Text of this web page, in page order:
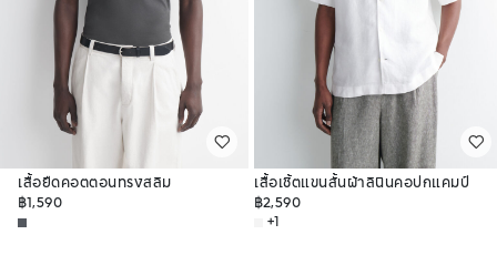
เสื้อยืดคอตตอนทรงสลิม
฿1,590
เสื้อเชิ้ตแขนสั้นผ้าลินินคอปกแคมป์
฿2,590
+1